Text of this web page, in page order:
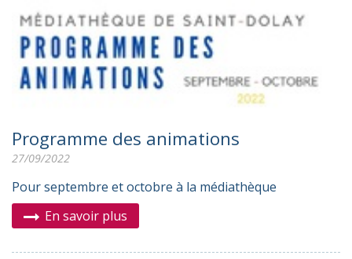
Programme des animations
27/09/2022
Pour septembre et octobre à la médiathèque
En savoir plus